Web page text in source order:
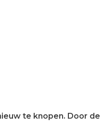
te knopen. Door de